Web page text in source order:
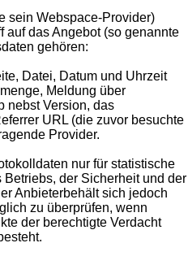
sein Webspace-Provider)
auf das Angebot (so genannte
gehören:
Datei, Datum und Uhrzeit
Meldung über
nebst Version, das
URL (die zuvor besuchte
Provider.
nur für statistische
der Sicherheit und der
Anbieterbehält sich jedoch
zu überprüfen, wenn
der berechtigte Verdacht